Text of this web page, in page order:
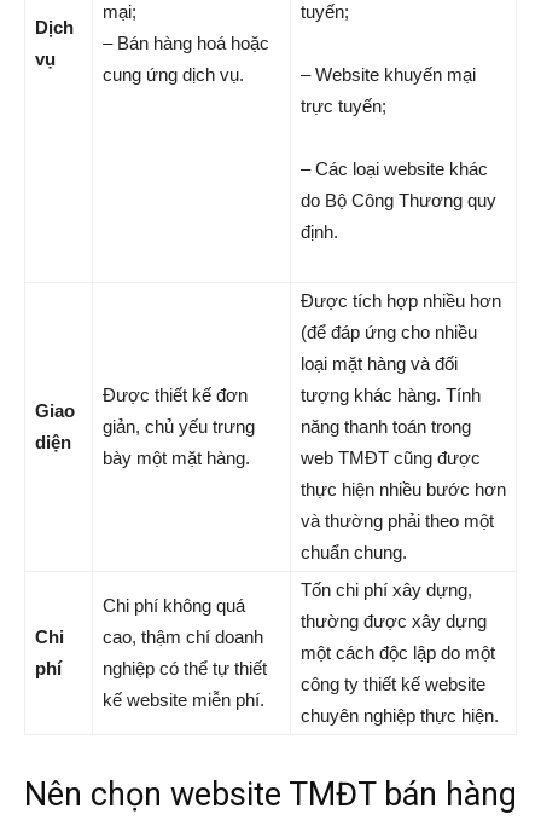
Dịch
vụ
mại;
– Bán hàng hoá hoặc
cung ứng dịch vụ.
tuyến;
– Website khuyến mại
trực tuyến;
– Các loại website khác
do Bộ Công Thương quy
định.
Giao
diện
Được thiết kế đơn
giản, chủ yếu trưng
bày một mặt hàng.
Được tích hợp nhiều hơn
(để đáp ứng cho nhiều
loại mặt hàng và đối
tượng khác hàng. Tính
năng thanh toán trong
web TMĐT cũng được
thực hiện nhiều bước hơn
và thường phải theo một
chuẩn chung.
Chi
phí
Chi phí không quá
cao, thậm chí doanh
nghiệp có thể tự thiết
kế website miễn phí.
Tốn chi phí xây dựng,
thường được xây dựng
một cách độc lập do một
công ty thiết kế website
chuyên nghiệp thực hiện.
Nên chọn website TMĐT bán hàng